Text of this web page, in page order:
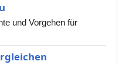
und Vorgehen für